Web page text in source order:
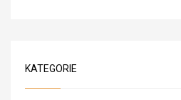
KATEGORIE